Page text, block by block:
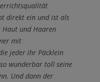
direkt ein und ist als
und Haaren
mit
jeder ihr Päcklein
wunderbar toll seine
Und dann der